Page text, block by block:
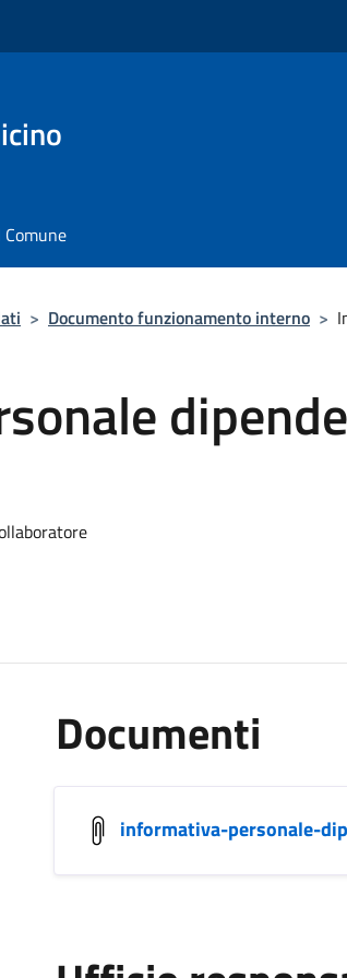
> Documento funzionamento interno >
Documenti
informativa-personale-